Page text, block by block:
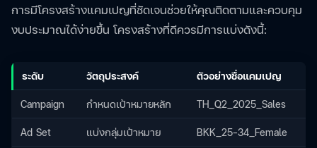
การมีโครงสร้างแคมเปญที่ชัดเจนช่วยให้คุณติดตามและควบคุม
งบประมาณได้ง่ายขึ้น โครงสร้างที่ดีควรมีการแบ่งดังนี้:
ระดับ วัตถุประสงค์ ตัวอย่างชื่อแคมเปญ
Campaign กำหนดเป้าหมายหลัก TH_Q2_2025_Sales
Ad Set แบ่งกลุ่มเป้าหมาย BKK_25-34_Female